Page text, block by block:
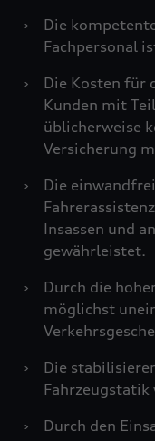
›
Die
Fachpersonal
›
Die Kosten für
Kunden mit
üblicherweise
Versicherung
›
Die
Insassen und
gewährleistet.
›
Durch die
möglichst
›
Die
›
Durch den